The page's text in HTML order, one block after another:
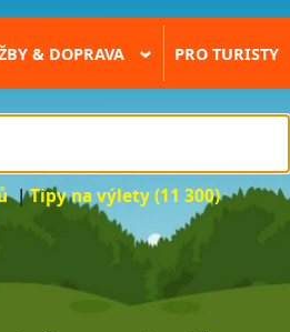
& DOPRAVA › PRO TURISTY
|Tipy na výlety (11 300)